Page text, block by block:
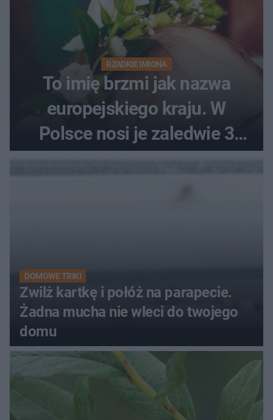
RZADKIE IMIONA
To imię brzmi jak nazwa
europejskiego kraju. W
Polsce nosi je zaledwie 3
DOMOWE TRIKI
Zwilż kartkę i połóż na parapecie.
Żadna mucha nie wleci do twojego
domu